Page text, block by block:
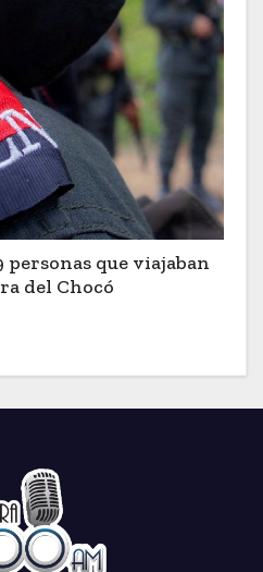
personas que viajaban
del Chocó